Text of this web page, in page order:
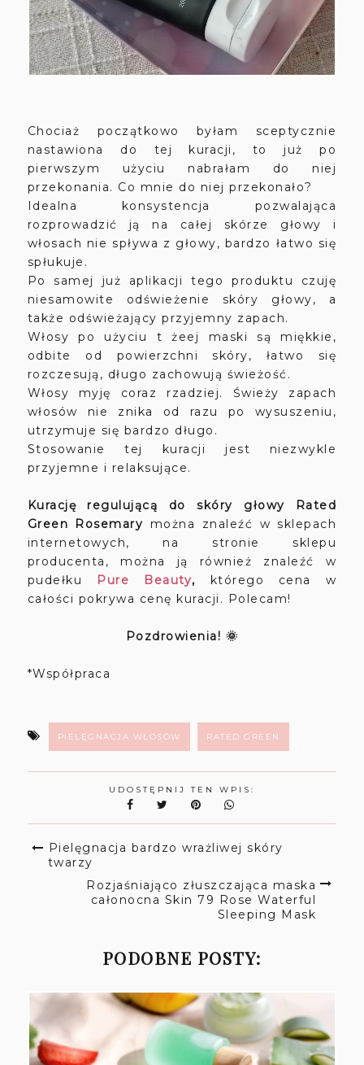
Chociaż początkowo byłam sceptycznie
nastawiona do tej kuracji, to już po
pierwszym użyciu nabrałam do niej
przekonania. Co mnie do niej przekonało?
Idealna konsystencja pozwalająca
rozprowadzić ją na całej skórze głowy i
włosach nie spływa z głowy, bardzo łatwo się
spłukuje.
Po samej już aplikacji tego produktu czuję
niesamowite odświeżenie skóry głowy, a
także odświeżający przyjemny zapach.
Włosy po użyciu t żeej maski są miękkie,
odbite od powierzchni skóry, łatwo się
rozczesują, długo zachowują świeżość.
Włosy myję coraz rzadziej. Świeży zapach
włosów nie znika od razu po wysuszeniu,
utrzymuje się bardzo długo.
Stosowanie tej kuracji jest niezwykle
przyjemne i relaksujące.
Kurację regulującą do skóry głowy Rated
Green
Rosemary można znaleźć w sklepach
internetowych, na stronie sklepu
producenta, można ją również znaleźć w
pudełku
Pure Beauty, którego cena w
całości pokrywa cenę kuracji. Polecam!
Pozdrowienia! 🌞
*Współpraca
PIELĘGNACJA WŁOSÓW RATED GREEN
UDOSTĘPNIJ TEN WPIS:
Pielęgnacja bardzo wrażliwej skóry
twarzy
Rozjaśniająco złuszczająca maska
całonocna Skin 79 Rose Waterful
Sleeping Mask
PODOBNE POSTY: